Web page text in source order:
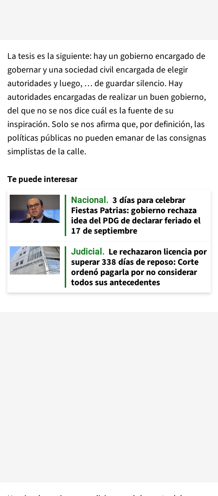
La tesis es la siguiente: hay un gobierno encargado de
gobernar y una sociedad civil encargada de elegir
autoridades y luego, … de guardar silencio. Hay
autoridades encargadas de realizar un buen gobierno,
del que no se nos dice cuál es la fuente de su
inspiración. Solo se nos afirma que, por definición, las
políticas públicas no pueden emanar de las consignas
simplistas de la calle.
Te puede interesar
Nacional
3 días para celebrar
Fiestas Patrias: gobierno rechaza
idea del PDG de declarar feriado el
17 de septiembre
Judicial
Le rechazaron licencia por
superar 338 días de reposo: Corte
ordenó pagarla por no considerar
todos sus antecedentes